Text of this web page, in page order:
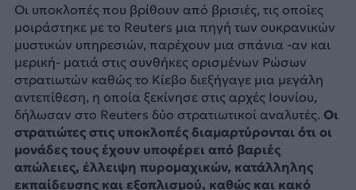
Οι υποκλοπές που βρίθουν από βρισιές, τις οποίες
μοιράστηκε με το Reuters μια πηγή των ουκρανικών
μυστικών υπηρεσιών, παρέχουν μια σπάνια -αν και
μερική- ματιά στις συνθήκες ορισμένων Ρώσων
στρατιωτών καθώς το Κίεβο διεξήγαγε μια μεγάλη
αντεπίθεση, η οποία ξεκίνησε στις αρχές Ιουνίου,
δήλωσαν στο Reuters δύο στρατιωτικοί αναλυτές. Οι
στρατιώτες στις υποκλοπές διαμαρτύρονται ότι οι
μονάδες τους έχουν υποφέρει από βαριές
απώλειες, έλλειψη πυρομαχικών, κατάλληλης
εκπαίδευσης και εξοπλισμού, καθώς και κακό